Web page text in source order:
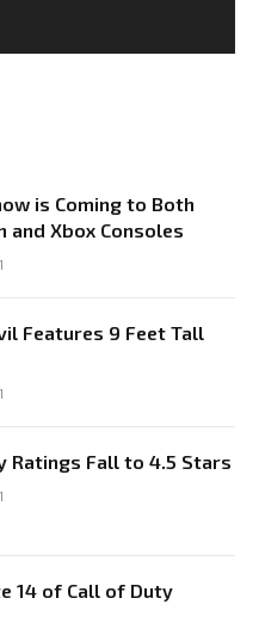
is Coming to Both
and Xbox Consoles
Features 9 Feet Tall
Ratings Fall to 4.5 Stars
14 of Call of Duty